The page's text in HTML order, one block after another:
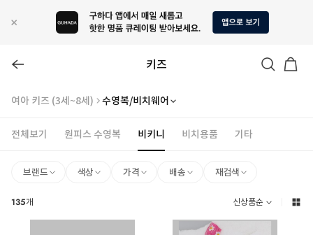
키즈
여아 키즈 (3세~8세) 수영복/비치웨어
전체보기 원피스 수영복 비키니 비치용품 기타
브랜드 색상 가격 배송 재검색
135개 신상품순